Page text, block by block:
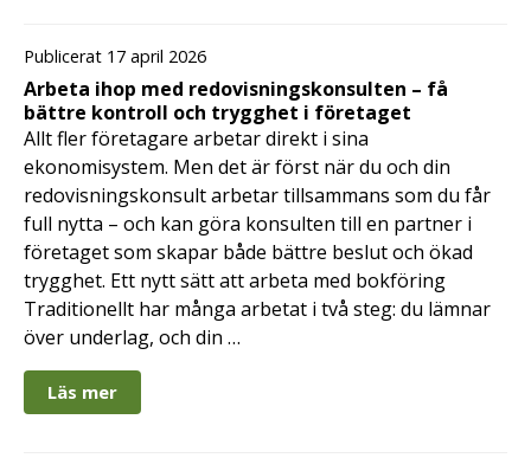
Publicerat 17 april 2026
Arbeta ihop med redovisningskonsulten – få
bättre kontroll och trygghet i företaget
Allt fler företagare arbetar direkt i sina
ekonomisystem. Men det är först när du och din
redovisningskonsult arbetar tillsammans som du får
full nytta – och kan göra konsulten till en partner i
företaget som skapar både bättre beslut och ökad
trygghet. Ett nytt sätt att arbeta med bokföring
Traditionellt har många arbetat i två steg: du lämnar
över underlag, och din …
Läs mer